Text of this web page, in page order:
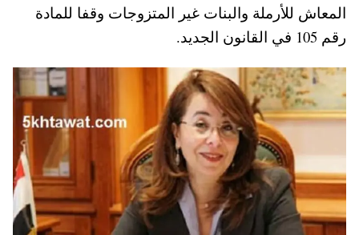
المعاش للأرملة والبنات غير المتزوجات وقفا للمادة
رقم 105 في القانون الجديد.